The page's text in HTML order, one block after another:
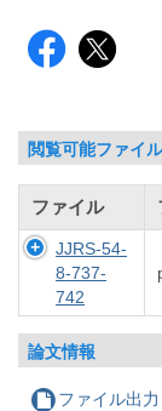
閲覧可能ファイ
ファイル
JJRS-54-
8-737-
742
論文情報
ファイル出力